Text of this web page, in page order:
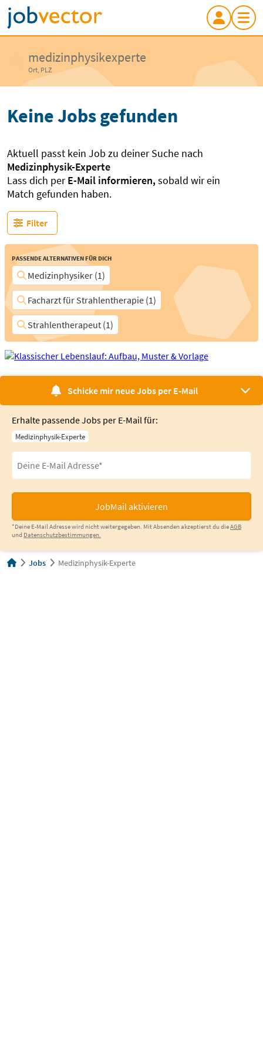
medizinphysikexperte
Ort, PLZ
Keine Jobs gefunden
Aktuell passt kein Job zu deiner Suche nach
Medizinphysik-Experte
Lass dich perE-Mail informieren, sobald wir ein
Match gefunden haben.
Filter
Passende Alternativen für dich
Medizinphysiker (1)
Facharzt für Strahlentherapie (1)
Strahlentherapeut (1)
Schicke mir neue Jobs per E-Mail
Erhalte passende Jobs per E-Mail für:
Medizinphysik-Experte
JobMail aktivieren
*Deine E-Mail Adresse wird nicht weitergegeben. Mit Absenden akzeptierst du dieAGB
und Datenschutzbestimmungen.
Jobs Medizinphysik-Experte